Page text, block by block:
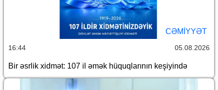
CƏMİYYƏT
16:44 05.08.2026
Bir əsrlik xidmət: 107 il əmək hüquqlarının keşiyində